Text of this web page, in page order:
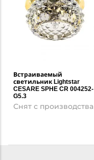
Встраиваемый
светильник Lightstar
CESARE SPHE CR 004252-
G5.3
Снят с производства